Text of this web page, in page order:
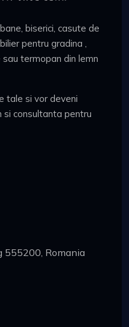
biserici, casute de
pentru gradina ,
termopan din lemn
tale si vor deveni
si consultanta pentru
555200, Romania